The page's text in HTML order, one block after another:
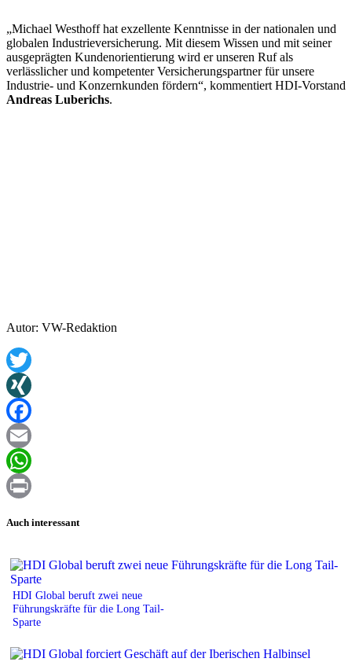
„Michael Westhoff hat exzellente Kenntnisse in der nationalen und
globalen Industrieversicherung. Mit diesem Wissen und mit seiner
ausgeprägten Kundenorientierung wird er unseren Ruf als
verlässlicher und kompetenter Versicherungspartner für unsere
Industrie- und Konzernkunden fördern“, kommentiert HDI-Vorstand
Andreas Luberichs.
Autor: VW-Redaktion
Twitter
XING
Facebook
Email
WhatsApp
Auch interessant
HDI Global beruft zwei neue
Führungskräfte für die Long Tail-
Sparte